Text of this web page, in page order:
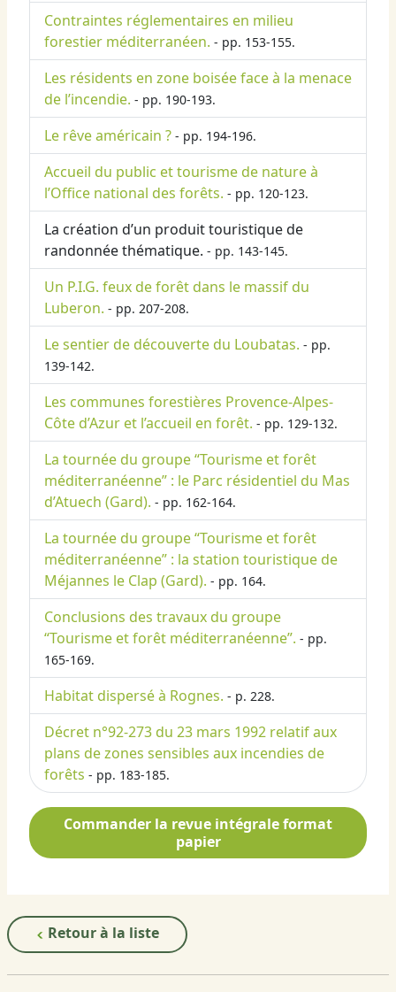
Contraintes réglementaires en milieu
forestier méditerranéen. - pp. 153-155.
Les résidents en zone boisée face à la menace
de l’incendie. - pp. 190-193.
Le rêve américain ? - pp. 194-196.
Accueil du public et tourisme de nature à
l’Office national des forêts. - pp. 120-123.
La création d’un produit touristique de
randonnée thématique. - pp. 143-145.
Un P.I.G. feux de forêt dans le massif du
Luberon. - pp. 207-208.
Le sentier de découverte du Loubatas. - pp.
139-142.
Les communes forestières Provence-Alpes-
Côte d’Azur et l’accueil en forêt. - pp. 129-132.
La tournée du groupe “Tourisme et forêt
méditerranéenne” : le Parc résidentiel du Mas
d’Atuech (Gard). - pp. 162-164.
La tournée du groupe “Tourisme et forêt
méditerranéenne” : la station touristique de
Méjannes le Clap (Gard). - pp. 164.
Conclusions des travaux du groupe
“Tourisme et forêt méditerranéenne”. - pp.
165-169.
Habitat dispersé à Rognes. - p. 228.
Décret n°92-273 du 23 mars 1992 relatif aux
plans de zones sensibles aux incendies de
forêts - pp. 183-185.
Commander la revue intégrale format
papier
Retour à la liste